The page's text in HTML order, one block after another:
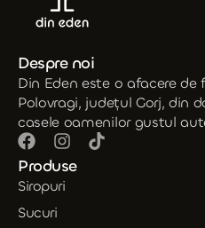
Despre noi
Din Eden este o afacere
Polovragi, județul Gorj, din
casele oamenilor gustul
Produse
Siropuri
Sucuri